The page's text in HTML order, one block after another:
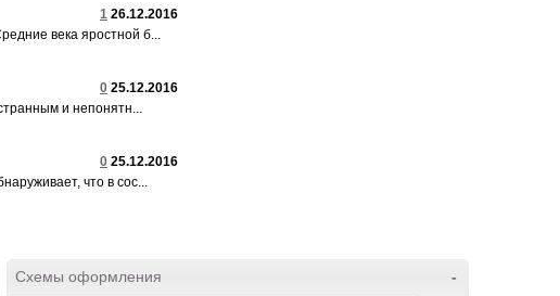
1 26.12.2016
века яростной б...
0 25.12.2016
и непонятн...
0 25.12.2016
что в сос...
-
Схемы оформления